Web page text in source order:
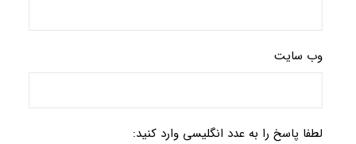
وب‌ سایت
لطفا پاسخ را به عدد انگلیسی وارد کنید: